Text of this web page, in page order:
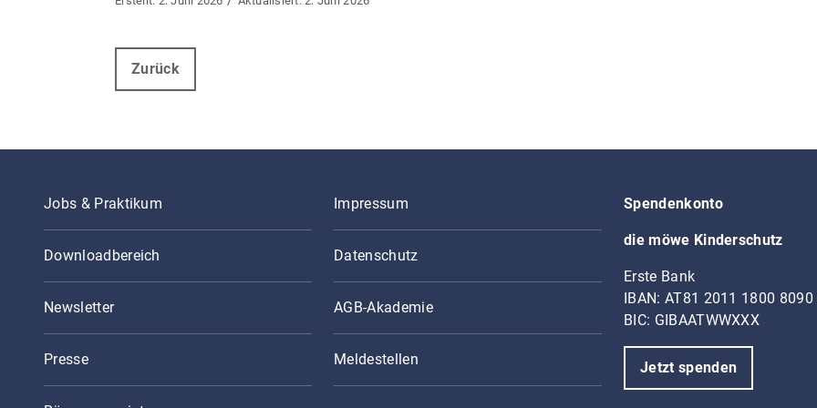
Zurück
Jobs & Praktikum
Downloadbereich
Newsletter
Presse
Impressum
Datenschutz
AGB-Akademie
Meldestellen
Spendenkonto
die möwe Kinderschutz
Erste Bank
IBAN: AT81 2011 1800
BIC: GIBAATWWXXX
Jetzt spenden